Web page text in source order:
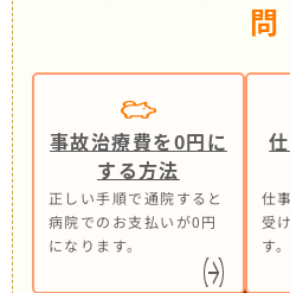
問
事故治療費を0円に
する方法
正しい手順で通院すると
病院でのお支払いが0円
になります。
仕
受
す。